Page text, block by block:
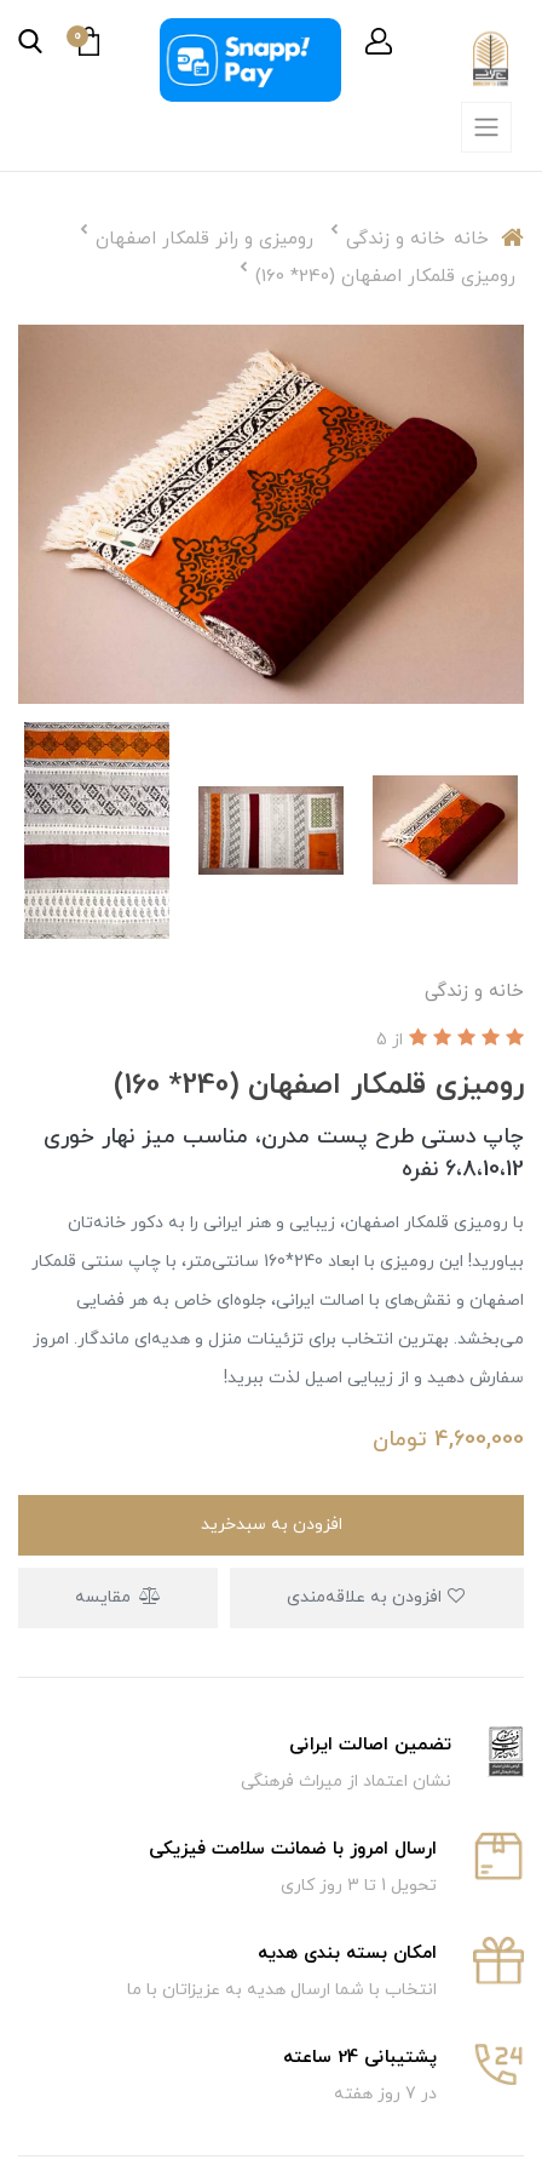
0
خانه خانه و زندگی
رومیزی و رانر قلمکار اصفهان
رومیزی قلمکار اصفهان (240* 160)
خانه و زندگی
رومیزی قلمکار اصفهان (240* 160)
از 5
چاپ دستی طرح پست مدرن، مناسب میز نهار خوری
6،8،10،12 نفره
با رومیزی قلمکار اصفهان، زیبایی و هنر ایرانی را به دکور خانه‌تان
بیاورید! این رومیزی با ابعاد 240*160 سانتی‌متر، با چاپ سنتی قلمکار
اصفهان و نقش‌های با اصالت ایرانی، جلوه‌ای خاص به هر فضایی
می‌بخشد. بهترین انتخاب برای تزئینات منزل و هدیه‌ای ماندگار. امروز
سفارش دهید و از زیبایی اصیل لذت ببرید!
4,600,000 تومان
افزودن به سبدخرید
مقایسه
تضمین اصالت ایرانی
نشان اعتماد از میراث فرهنگی
ارسال امروز با ضمانت سلامت فیزیکی
تحویل 1 تا 3 روز کاری
امکان بسته بندی هدیه
انتخاب با شما ارسال هدیه به عزیزاتان با ما
پشتیبانی 24 ساعته
در 7 روز هفته